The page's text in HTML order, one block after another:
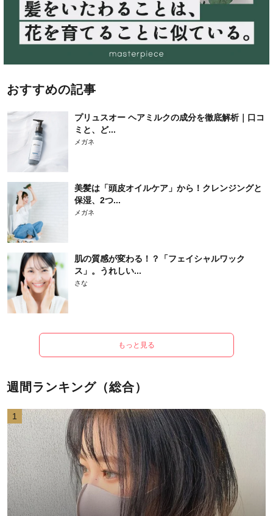
おすすめの記事
プリュスオー ヘアミルクの成分を徹底解析｜口コ
ミと、ど...
メガネ
美髪は「頭皮オイルケア」から！クレンジングと
保湿、2つ...
メガネ
肌の質感が変わる！？「フェイシャルワック
ス」。うれしい...
さな
もっと見る
週間ランキング（総合）
1